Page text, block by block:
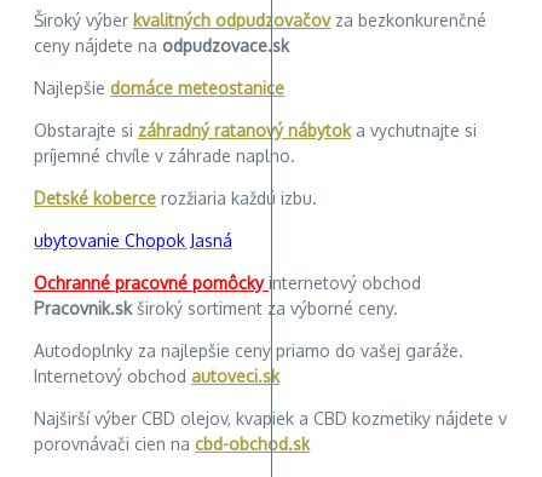
Široký výber kvalitných odpudzovačovza bezkonkurenčné
ceny nájdete na odpudzovace.sk
Najlepšie domáce meteostanice
Obstarajte si záhradný ratanový nábytoka vychutnajte si
príjemné chvíle v záhrade naplno.
Detské koberce rozžiaria každú izbu.
ubytovanie Chopok Jasná
Ochranné pracovné pomôckyinternetový obchod
Pracovnik.skširoký sortiment za výborné ceny.
Autodoplnky za najlepšie ceny priamo do vašej garáže.
Internetový obchod autoveci.sk
Najširší výber CBD olejov, kvapiek a CBD kozmetiky nájdete v
porovnávači cien na cbd-obchod.sk